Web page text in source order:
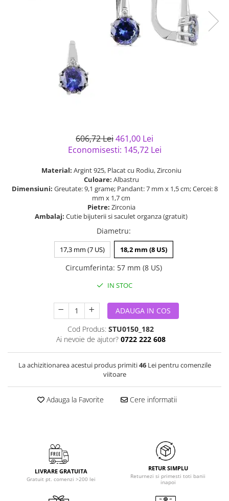
Bijuterii argint cu diverse
Bijuterii argint cu murano
Bijuterii Handmade
Casete si cutii de bijuterii
Bijuterii tungsten
Solutii si lavete de curatare
606,72 Lei461,00 Lei
Economisesti: 145,72 Lei
Material: Argint 925, Placat cu Rodiu, Zirconiu
Culoare: Albastru
Dimensiuni: Greutate: 9,1 grame; Pandant: 7 mm x 1,5 cm; Cercei: 8
mm x 1,7 cm
Pietre: Zirconia
Ambalaj: Cutie bijuterii si saculet organza (gratuit)
Diametru:
17,3 mm (7 US) 18,2 mm (8 US)
Circumferinta: 57 mm (8 US)
IN STOC
ADAUGA IN COS
Cod Produs: STU0150_182
Ai nevoie de ajutor? 0722 222 608
La achizitionarea acestui produs primiti46Lei pentru comenzile
viitoare
Adauga la Favorite Cere informatii
LIVRARE GRATUITA
Gratuit pt. comenzi >200 lei
RETUR SIMPLU
Returnezi si primesti toti banii
inapoi